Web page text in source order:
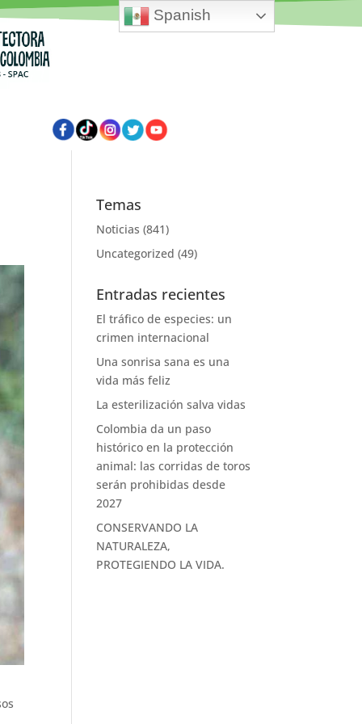
Temas
Noticias (841)
Uncategorized (49)
Entradas recientes
El tráfico de especies: un
crimen internacional
Una sonrisa sana es una
vida más feliz
La esterilización salva vidas
Colombia da un paso
histórico en la protección
animal: las corridas de toros
serán prohibidas desde
2027
CONSERVANDO LA
NATURALEZA,
PROTEGIENDO LA VIDA.
Spanish